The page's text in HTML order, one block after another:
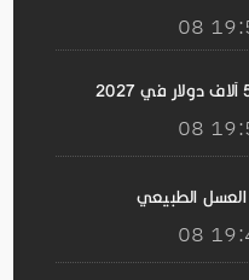
الطبيعي